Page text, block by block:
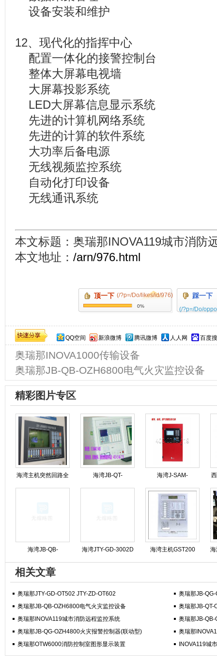
设备安装和维护
12、现代化的指挥中心
配置一体化的接警控制台
整体大屏幕电视墙
大屏幕投影系统
LED大屏幕信息显示系统
先进的计算机网络系统
先进的计算的软件系统
大功率后备电源
无线视频监控系统
自动化打印设备
无线通讯系统
本文标题：奥瑞那INOVA119城市消防
本文地址： /arn/976.html
顶一下 (/?p=/Do/likes/id/976)
0%
踩一下
(/?p=/Do/
QQ空间 新浪微博 腾讯微博 人人网 百度
奥瑞那INOVA1000传输设备
奥瑞那JB-QB-OZH6800电气火灾监控设备
精彩图片专区
海湾主机突然回路全
线报警可能是什么原
海湾JB-QT-
GST9000H火灾报警
海湾J-SAM-
GST9116火灾报警按
钮修理
海湾JB-QB-
GST5000消防主机操
作步骤规程
海湾JTY-GD-3002D
烟感维护保养
海湾主机GST200
GST500 GST5000
相关文章
奥瑞那JTY-GD-OT502 JTY-ZD-OT602
奥瑞那JB-
奥瑞那JB-QB-OZH6800电气火灾监控设备
奥瑞那JB-QT-
奥瑞那INOVA119城市消防远程监控系统
奥瑞那JB-
奥瑞那JB-QG-OZH4800火灾报警控制器(联动型)
奥瑞那
奥瑞那OTW6000消防控制室图形显示装置
INOVA119城